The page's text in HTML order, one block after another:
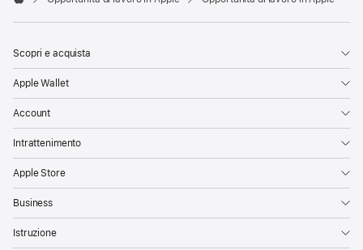
Scopri e acquista
Apple Wallet
Account
Intrattenimento
Apple Store
Business
Istruzione